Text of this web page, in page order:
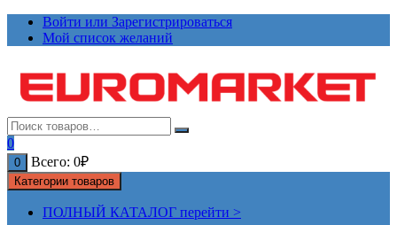
ПерейтиВойти или Зарегистрироваться
Мой список желаний
0
0 Всего: 0₽
Категории товаров
ПОЛНЫЙ КАТАЛОГ перейти >